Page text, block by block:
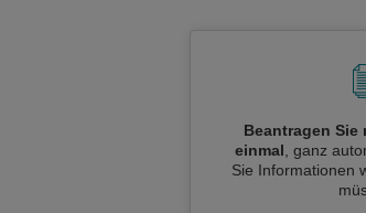
Beantragen Sie
einmal , ganz
Sie Informationen